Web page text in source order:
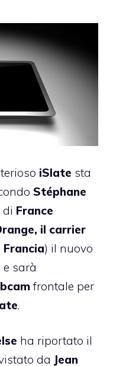
iSlate sta
Stéphane
di France
il carrier
Francia) il nuovo
sarà
frontale per
.
ha riportato il
da Jean